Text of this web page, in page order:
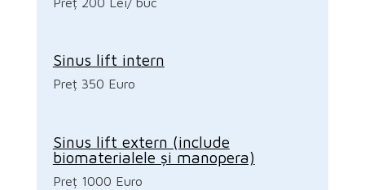
Sinus lift intern
Preț 350 Euro
Sinus lift extern (include
biomaterialele și manopera)
Preț 1000 Euro